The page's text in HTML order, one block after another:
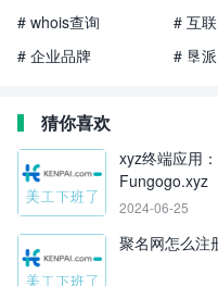
# whois查询
# 互
# 企业品牌
# 垦派
猜你喜欢
xyz终端应用
Fungogo.xyz
2024-06-25
聚名网怎么注